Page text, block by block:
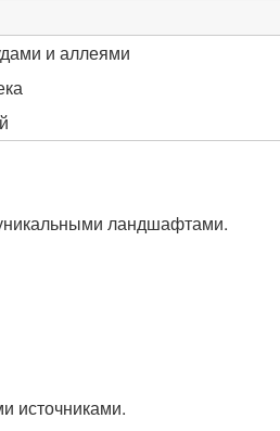
и аллеями
ландшафтами.
источниками.